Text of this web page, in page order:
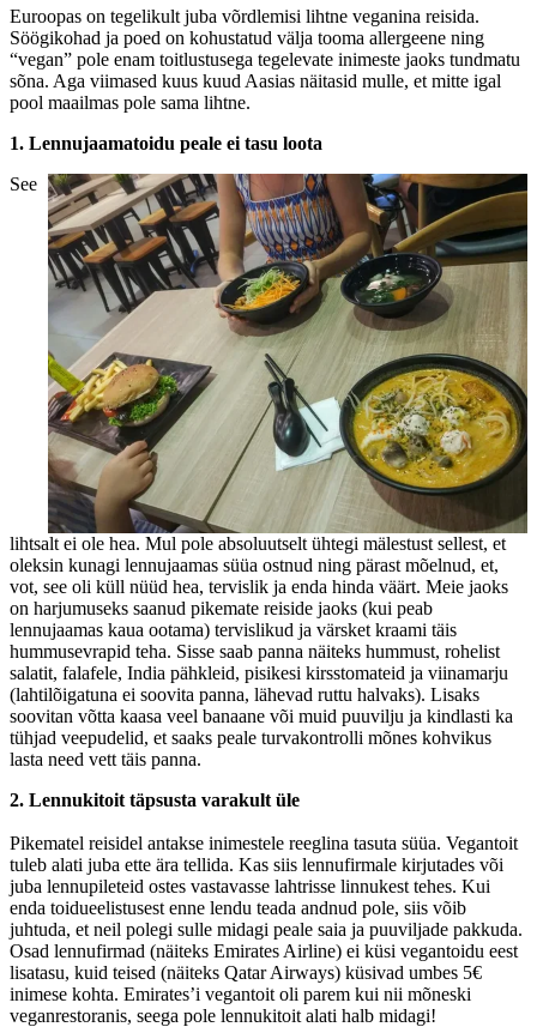
Euroopas on tegelikult juba võrdlemisi lihtne veganina reisida.
Söögikohad ja poed on kohustatud välja tooma allergeene ning
“vegan” pole enam toitlustusega tegelevate inimeste jaoks tundmatu
sõna. Aga viimased kuus kuud Aasias näitasid mulle, et mitte igal
pool maailmas pole sama lihtne.
1. Lennujaamatoidu peale ei tasu loota
See
lihtsalt ei ole hea. Mul pole absoluutselt ühtegi mälestust sellest, et
oleksin kunagi lennujaamas süüa ostnud ning pärast mõelnud, et,
vot, see oli küll nüüd hea, tervislik ja enda hinda väärt. Meie jaoks
on harjumuseks saanud pikemate reiside jaoks (kui peab
lennujaamas kaua ootama) tervislikud ja värsket kraami täis
hummusevrapid teha. Sisse saab panna näiteks hummust, rohelist
salatit, falafele, India pähkleid, pisikesi kirsstomateid ja viinamarju
(lahtilõigatuna ei soovita panna, lähevad ruttu halvaks). Lisaks
soovitan võtta kaasa veel banaane või muid puuvilju ja kindlasti ka
tühjad veepudelid, et saaks peale turvakontrolli mõnes kohvikus
lasta need vett täis panna.
2. Lennukitoit täpsusta varakult üle
Pikematel reisidel antakse inimestele reeglina tasuta süüa. Vegantoit
tuleb alati juba ette ära tellida. Kas siis lennufirmale kirjutades või
juba lennupileteid ostes vastavasse lahtrisse linnukest tehes. Kui
enda toidueelistusest enne lendu teada andnud pole, siis võib
juhtuda, et neil polegi sulle midagi peale saia ja puuviljade pakkuda.
Osad lennufirmad (näiteks Emirates Airline) ei küsi vegantoidu eest
lisatasu, kuid teised (näiteks Qatar Airways) küsivad umbes 5€
inimese kohta. Emirates’i vegantoit oli parem kui nii mõneski
veganrestoranis, seega pole lennukitoit alati halb midagi!